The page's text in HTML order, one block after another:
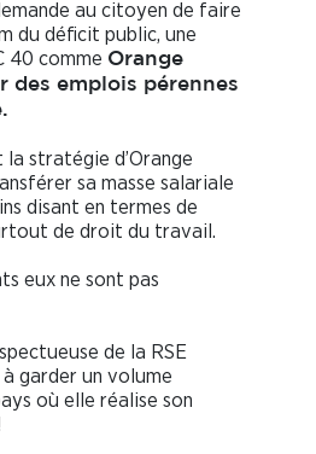
au citoyen de faire
du déficit public, une
40 comme Orange
des emplois pérennes
la stratégie d’Orange
sa masse salariale
disant en termes de
de droit du travail.
eux ne sont pas
de la RSE
garder un volume
où elle réalise son